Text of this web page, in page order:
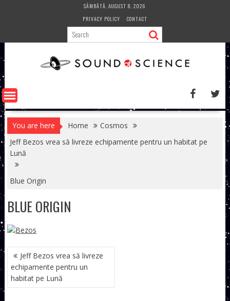
SÂMBĂTĂ, AUGUST 8, 2026
PRIVACY POLICY
CONTACT
You are here Home
Cosmos
Jeff Bezos vrea să livreze echipamente pentru un habitat pe
Lună
Blue Origin
BLUE ORIGIN
NAVIGARE
ÎN
ARTICOLE
Jeff Bezos vrea să livreze
echipamente pentru un
habitat pe Lună